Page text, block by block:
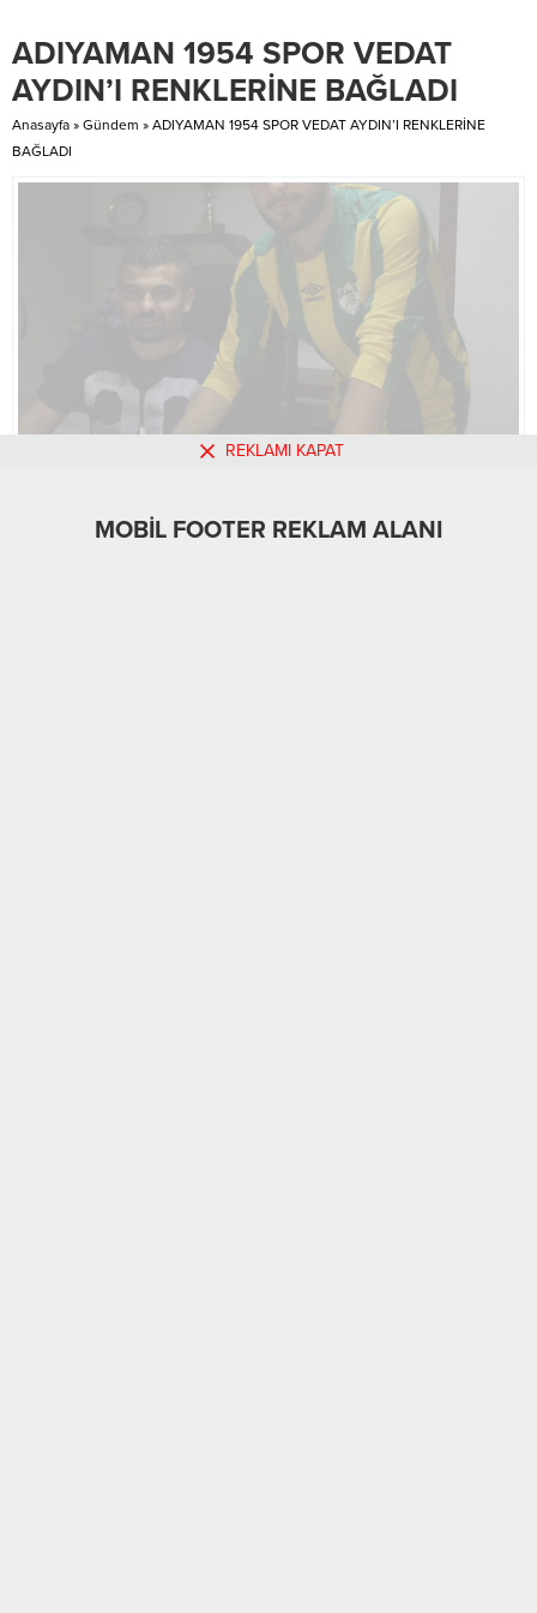
Vergili, normal oda elmalarının
tükendiğini ve şu anda ilaçlı ile
atmosfer kontrollü depolarda
saklanan elmaların...
ADIYAMAN 1954 SPOR VEDAT
AYDIN’I RENKLERİNE BAĞLADI
Anasayfa » Gündem » ADIYAMAN 1954 SPOR VEDAT AYDIN’I RENKLERİNE
BAĞLADI
REKLAMI KAPAT
MOBİL FOOTER REKLAM ALANI